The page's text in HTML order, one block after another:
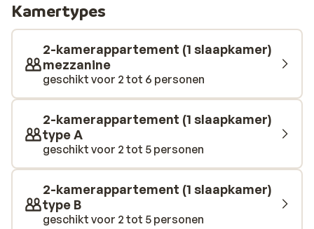
résidence. Ook 's ochtends ben je zo op weg; de piste
ligt hier voor de deur dus het enige wat je hoeft te doen
is je ski's onder klikken. De appartementen en studio's
zijn eenvoudig, maar knus ingericht. Vanaf het balkon
of terras heb je een prachtig uitzicht over de pistes en
de omliggende bergen. Hier ga je een fijne wintersport
beleven!
Kamertypes
2-kamerappartement (1 slaapkamer)
mezzanine
geschikt voor 2 tot 6 personen
2-kamerappartement (1 slaapkamer)
type A
geschikt voor 2 tot 5 personen
2-kamerappartement (1 slaapkamer)
type B
geschikt voor 2 tot 5 personen